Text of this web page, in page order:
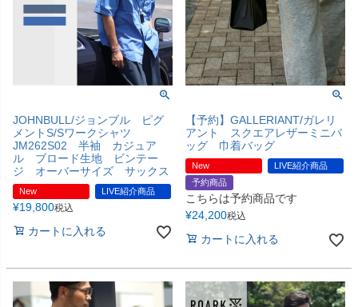
JOHNBULL/ジョンブル ピグ
メントS/Sワークシャツ
JM262S02 半袖 カジュア
ル ブロード生地 ビンテー
ジ オーバーサイズ サックス
New LIVE紹介商品
¥19,800税込
カートに入れる
【予約】GALLERIANT/ガレリ
アント スクエアレザーミニバ
ッグ 巾着バッグ
New
LIVE紹介商品
予約商品
こちらは予約商品です
¥24,200税込
カートに入れる